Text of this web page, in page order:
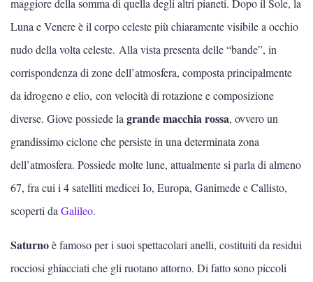
maggiore della somma di quella degli altri pianeti. Dopo il Sole, la
Luna e Venere è il corpo celeste più chiaramente visibile a occhio
nudo della volta celeste. Alla vista presenta delle “bande”, in
corrispondenza di zone dell’atmosfera, composta principalmente
da idrogeno e elio, con velocità di rotazione e composizione
diverse. Giove possiede la grande macchia rossa, ovvero un
grandissimo ciclone che persiste in una determinata zona
dell’atmosfera. Possiede molte lune, attualmente si parla di almeno
67, fra cui i 4 satelliti medicei Io, Europa, Ganimede e Callisto,
scoperti da Galileo.
Saturnoè famoso per i suoi spettacolari anelli, costituiti da residui
rocciosi ghiacciati che gli ruotano attorno. Di fatto sono piccoli